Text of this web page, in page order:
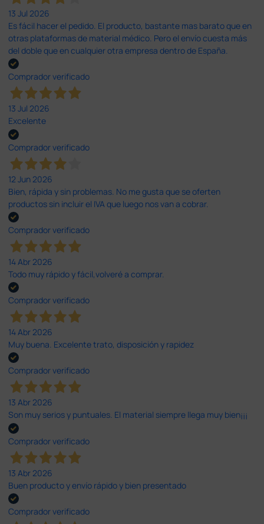
13 Jul 2026
Es fácil hacer el pedido. El producto, bastante mas barato que en
otras plataformas de material médico. Pero el envío cuesta más
del doble que en cualquier otra empresa dentro de España.
Comprador verificado
13 Jul 2026
Excelente
Comprador verificado
12 Jun 2026
Bien, rápida y sin problemas. No me gusta que se oferten
productos sin incluir el IVA que luego nos van a cobrar.
Comprador verificado
14 Abr 2026
Todo muy rápido y fácil,volveré a comprar.
Comprador verificado
14 Abr 2026
Muy buena. Excelente trato, disposición y rapidez
Comprador verificado
13 Abr 2026
Son muy serios y puntuales. El material siempre llega muy bien¡¡¡
Comprador verificado
13 Abr 2026
Buen producto y envío rápido y bien presentado
Comprador verificado